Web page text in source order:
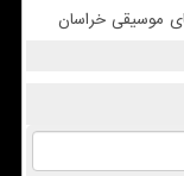
موسیقی خراسان